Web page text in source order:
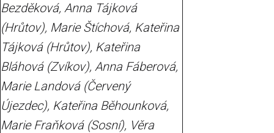
Bezděková, Anna Tájková
(Hrůtov), Marie Štíchová, Kateřina
Tájková (Hrůtov), Kateřina
Bláhová (Zvíkov), Anna Fáberová,
Marie Landová (Červený
Újezdec), Kateřina Běhounková,
Marie Fraňková (Sosní), Věra